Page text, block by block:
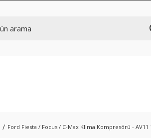
Ford Fiesta / Focus / C-Max Klima Kompresörü - AV11